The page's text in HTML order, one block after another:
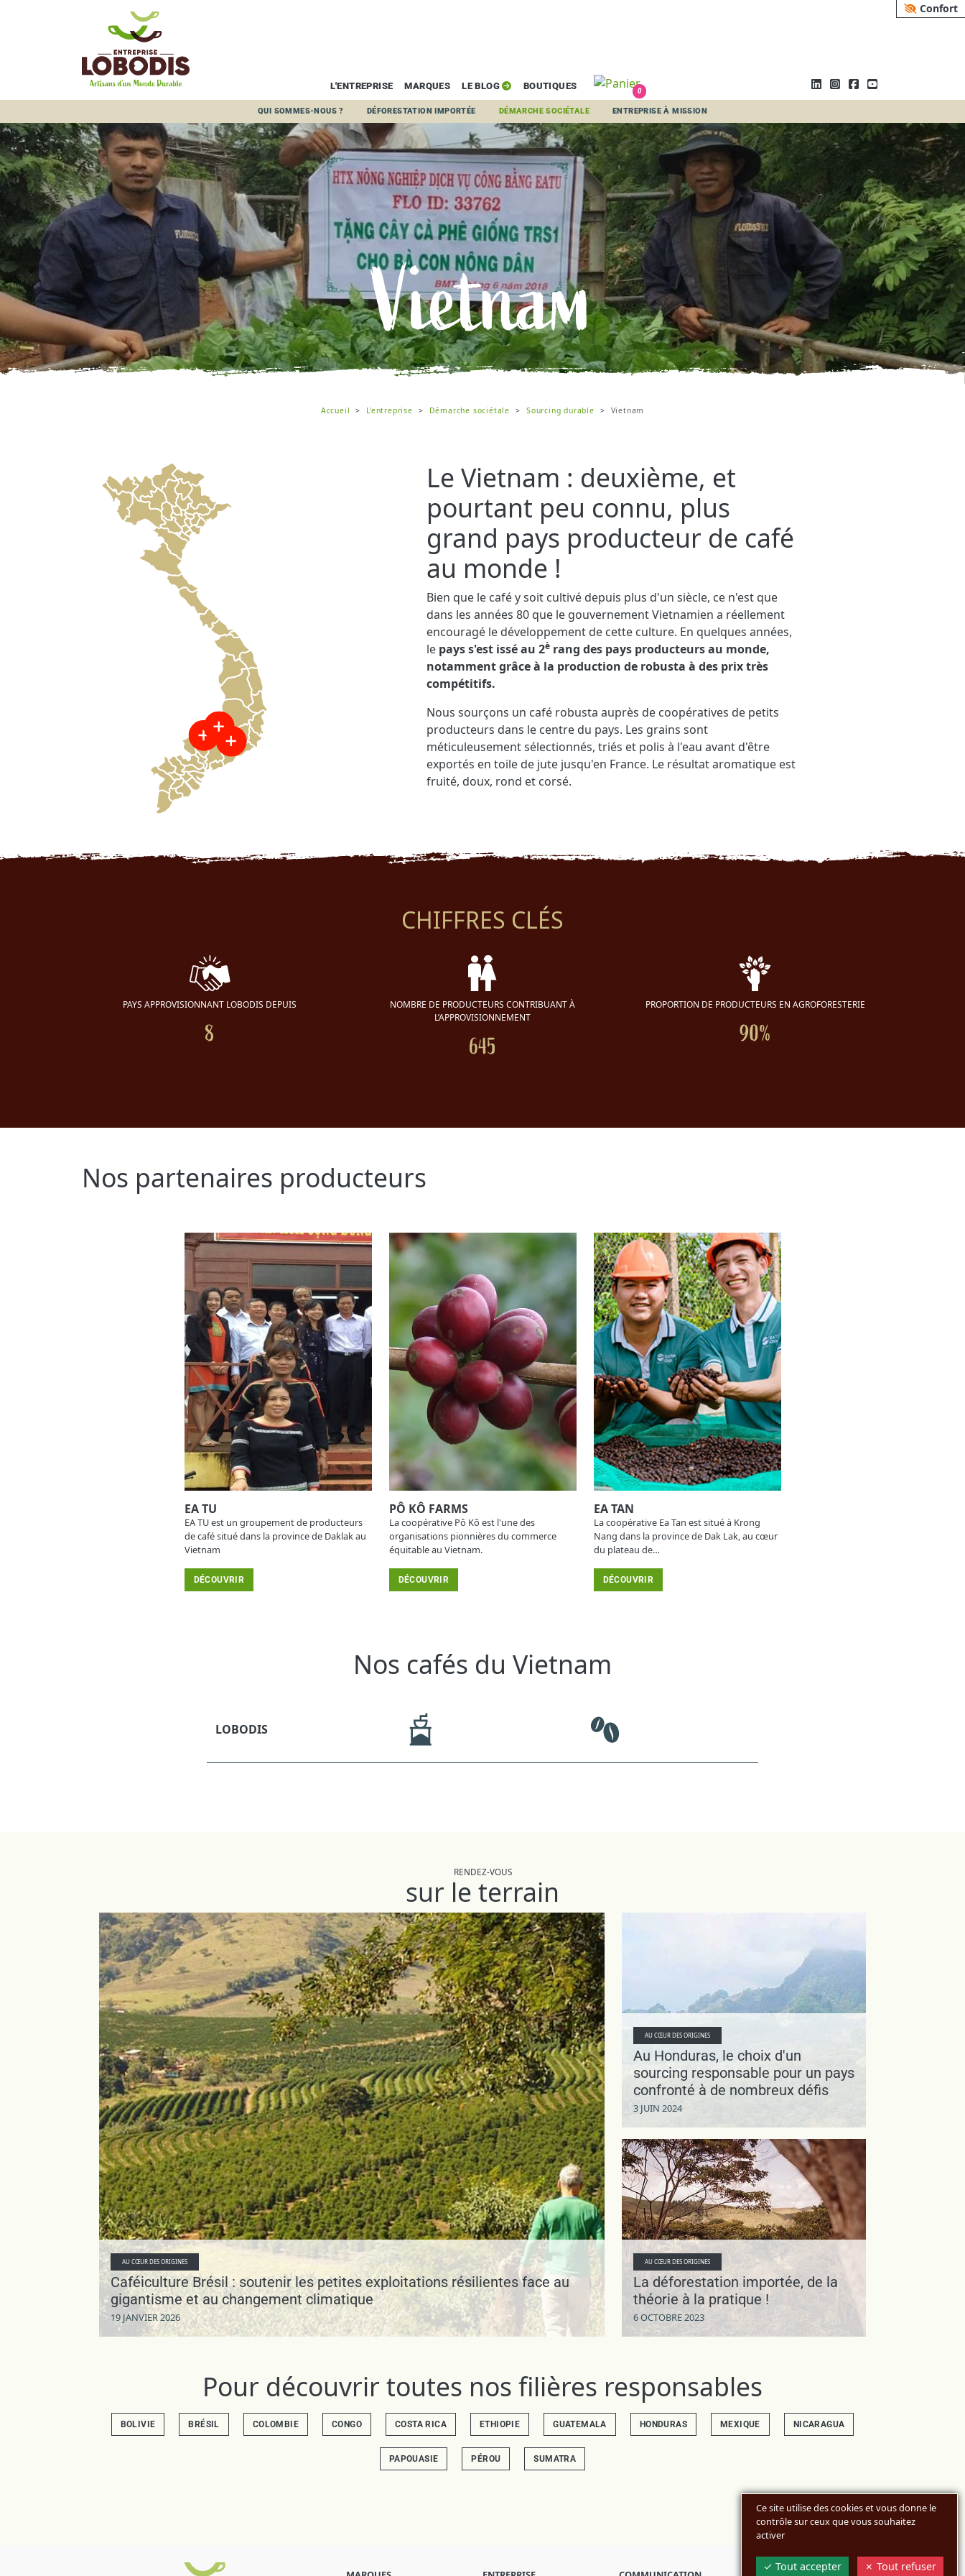
L'ENTREPRISE MARQUES LE BLOG BOUTIQUES 0
VIETNAM
QUI SOMMES-NOUS ? DÉFORESTATION IMPORTÉE DÉMARCHE SOCIÉTALE ENTREPRISE À MISSION
Vietnam
Accueil L'entreprise Démarche sociétale Sourcing durable Vietnam
Le Vietnam : deuxième, et
pourtant peu connu, plus
grand pays producteur de café
au monde !
Bien que le café y soit cultivé depuis plus d'un siècle, ce n'est que
dans les années 80 que le gouvernement Vietnamien a réellement
encouragé le développement de cette culture. En quelques années,
le pays s'est issé au 2èrang des pays producteurs au monde,
notamment grâce à la production de robusta à des prix très
compétitifs.
Nous sourçons un café robusta auprès de coopératives de petits
producteurs dans le centre du pays. Les grains sont
méticuleusement sélectionnés, triés et polis à l'eau avant d'être
exportés en toile de jute jusqu'en France. Le résultat aromatique est
fruité, doux, rond et corsé.
CHIFFRES CLÉS
PAYS APPROVISIONNANT LOBODIS DEPUIS
8
NOMBRE DE PRODUCTEURS CONTRIBUANT À
L’APPROVISIONNEMENT
645
PROPORTION DE PRODUCTEURS EN AGROFORESTERIE
90%
Nos partenaires producteurs
EA TU
EA TU est un groupement de producteurs
de café situé dans la province de Daklak au
Vietnam
DÉCOUVRIR
PÔ KÔ FARMS
La coopérative Pô Kô est l'une des
organisations pionnières du commerce
équitable au Vietnam.
DÉCOUVRIR
EA TAN
La coopérative Ea Tan est situé à Krong
Nang dans la province de Dak Lak, au cœur
du plateau de…
DÉCOUVRIR
Nos cafés du Vietnam
LOBODIS
RENDEZ-VOUS
sur le terrain
AU CŒUR DES ORIGINES
Caféiculture Brésil : soutenir les petites exploitations résilientes face au
gigantisme et au changement climatique
19 JANVIER 2026
AU CŒUR DES ORIGINES
Au Honduras, le choix d'un
sourcing responsable pour un pays
confronté à de nombreux défis
3 JUIN 2024
AU CŒUR DES ORIGINES
La déforestation importée, de la
théorie à la pratique !
6 OCTOBRE 2023
Pour découvrir toutes nos filières responsables
BOLIVIE BRÉSIL COLOMBIE CONGO COSTA RICA ETHIOPIE GUATEMALA HONDURAS MEXIQUE NICARAGUA
PAPOUASIE PÉROU SUMATRA
Confort
Panneau de gestion des cookies
Ce site utilise des cookies et vous donne le
contrôle sur ceux que vous souhaitez
activer
Tout accepter Tout refuser